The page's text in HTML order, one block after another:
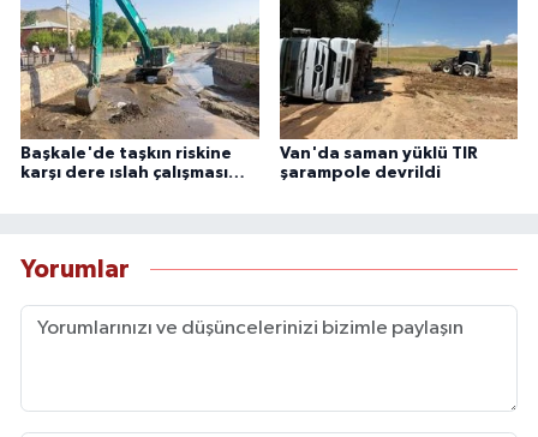
Başkale'de taşkın riskine
karşı dere ıslah çalışması…
Van'da saman yüklü TIR
şarampole devrildi
Yorumlar